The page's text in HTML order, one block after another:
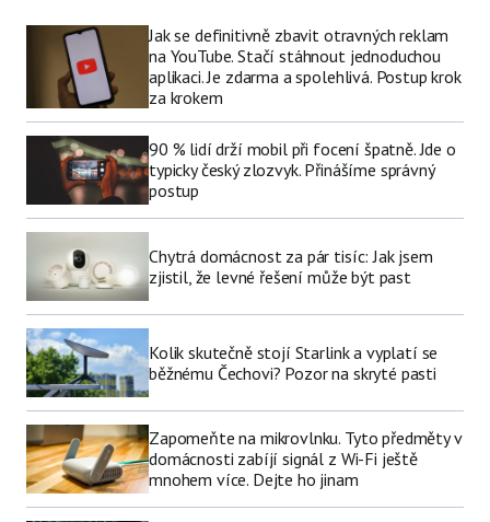
Jak se definitivně zbavit otravných reklam
na YouTube. Stačí stáhnout jednoduchou
aplikaci. Je zdarma a spolehlivá. Postup krok
za krokem
90 % lidí drží mobil při focení špatně. Jde o
typicky český zlozvyk. Přinášíme správný
postup
Chytrá domácnost za pár tisíc: Jak jsem
zjistil, že levné řešení může být past
Kolik skutečně stojí Starlink a vyplatí se
běžnému Čechovi? Pozor na skryté pasti
Zapomeňte na mikrovlnku. Tyto předměty v
domácnosti zabíjí signál z Wi-Fi ještě
mnohem více. Dejte ho jinam